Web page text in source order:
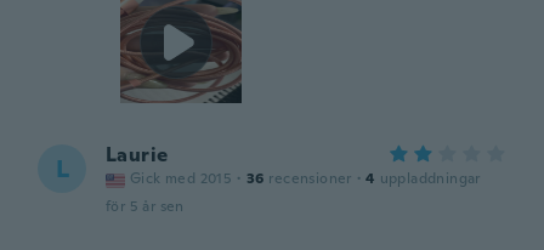
L Laurie
Gick med 2015 · 36 recensioner · 4 uppladdningar
för 5 år sen